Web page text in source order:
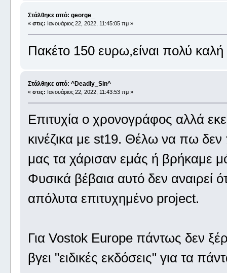
Στάλθηκε από: george_
« στις: Ιανουάριος 22, 2022, 11:45:05 πμ »
Πακέτο 150 ευρω,είναι πολύ καλή
Στάλθηκε από: ^Deadly_Sin^
« στις: Ιανουάριος 22, 2022, 11:43:53 πμ »
Επιτυχία ο χρονογράφος αλλά
κινέζικα με st19. Θέλω να πω δεν
μας τα χάρισαν εμάς ή βρήκαμε
Φυσικά βέβαια αυτό δεν αναιρεί
απόλυτα επιτυχημένο project.
Για Vostok Europe πάντως δεν
βγει "ειδικές εκδόσεις" για τα